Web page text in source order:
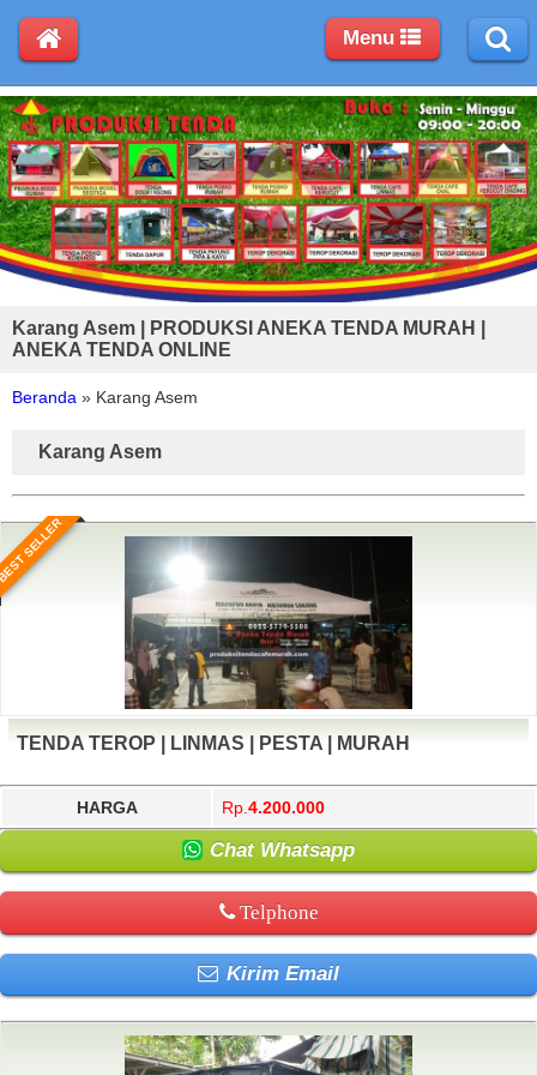
Karang Asem | PRODUKSI ANEKA TENDA MURAH |
ANEKA TENDA ONLINE
Beranda » Karang Asem
Karang Asem
SELLER
TENDA TEROP | LINMAS | PESTA | MURAH
HARGA Rp. 4.200.000
Chat Whatsapp
Telphone
Kirim Email
Menu